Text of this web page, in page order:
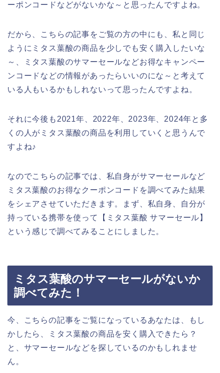
ーポンコードなどがないかな～と思ったんですよね。
だから、こちらの記事をご覧の方の中にも、私と同じ
ようにミタス葉酸の商品を少しでも安く購入したいな
～、ミタス葉酸のサマーセールなどお得なキャンペー
ンコードなどの情報があったらいいのにな～と考えて
いる人もいるかもしれないって思ったんですよね。
それに今後も2021年、2022年、2023年、2024年と多
くの人がミタス葉酸の商品を利用していくと思うんで
すよね♪
なのでこちらの記事では、私自身がサマーセールなど
ミタス葉酸のお得なクーポンコードを調べてみた結果
をシェアさせていただきます。まず、私自身、自分が
持っている携帯を使って【ミタス葉酸 サマーセール】
という感じで調べてみることにしました。
ミタス葉酸のサマーセールがないか
調べてみた！
今、こちらの記事をご覧になっているあなたは、もし
かしたら、ミタス葉酸の商品を安く購入できたら？
と、サマーセールなどを探しているのかもしれませ
ん。